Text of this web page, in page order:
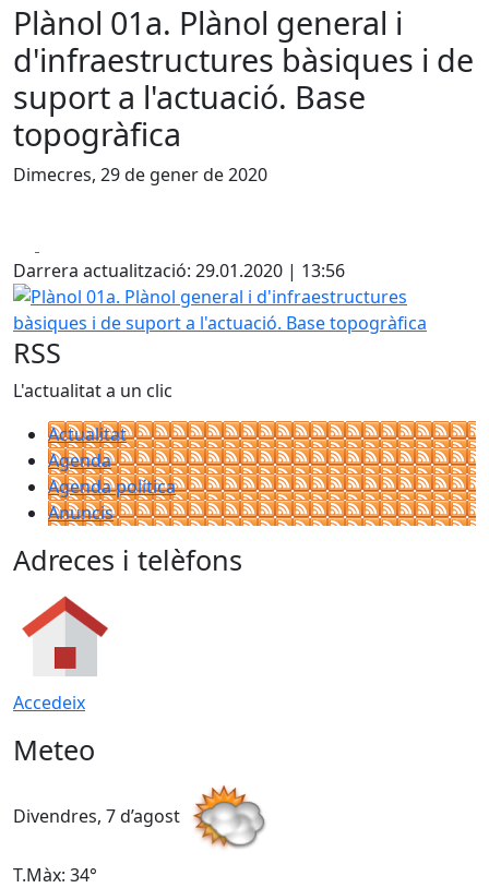
Plànol 01a. Plànol general i
d'infraestructures bàsiques i de
suport a l'actuació. Base
topogràfica
Dimecres, 29 de gener de 2020
Darrera actualització: 29.01.2020 | 13:56
Plànol 01a. Plànol general i d'infraestructures bàsiques i
RSS
L'actualitat a un clic
Actualitat
Agenda
Agenda política
Anuncis
Adreces i telèfons
Accedeix
Meteo
Divendres, 7 d’agost
T.Màx: 34°